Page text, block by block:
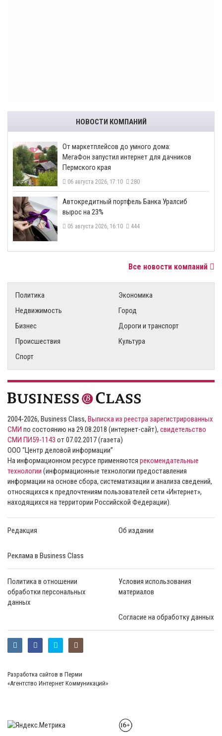
НОВОСТИ КОМПАНИЙ
От маркетплейсов до умного дома:
МегаФон запустил интернет для дачников
Пермского края
06 августа 2026, 17:10 280
​Автокредитный портфель Банка Уралсиб
вырос на 23%
05 августа 2026, 16:10 444
Все новости компаний
Политика
Экономика
Недвижимость
Город
Бизнес
Дороги и транспорт
Происшествия
Культура
Спорт
2004-2026, Business Class, Выписка из реестра зарегистрированных
СМИ по состоянию на 29.08.2018 (интернет-сайт), свидетельство
СМИ ПИ59-1143 от 07.02.2017 (газета)
ООО “Центр деловой информации”
На информационном ресурсе применяются рекомендательные
технологии (информационные технологии предоставления
информации на основе сбора, систематизации и анализа сведений,
относящихся к предпочтениям пользователей сети «Интернет»,
находящихся на территории Российской Федерации).
Редакция Об издании
Реклама в Business Class
Политика в отношении
обработки персональных
данных
Условия использования
материалов
Согласие на обработку данных
Разработка сайтов в Перми
«Агентство Интернет Коммуникаций»